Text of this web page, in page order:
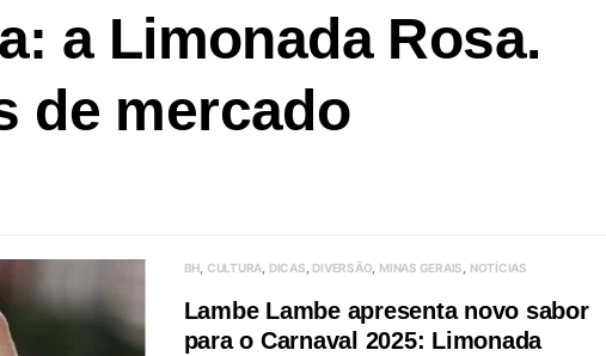
a Limonada Rosa.
de mercado
BH CULTURA DICAS DIVERSÃO MINAS GERAIS NOTÍCIAS
Lambe Lambe apresenta novo sabor
para o Carnaval 2025: Limonada